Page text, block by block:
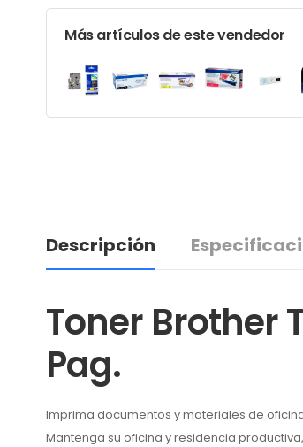
Más artículos de este vendedor
Descripción
Toner Brother
Pag.
Imprima documentos y materiales de
Mantenga su oficina y residencia